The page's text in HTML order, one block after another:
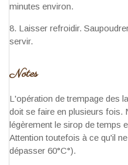
minutes environ.
Laisser refroidir.
servir.
Notes
L'opération de trempage des
doit se faire en plusieurs fois.
légèrement le sirop de temps
Attention toutefois à ce qu'il
dépasser 60°C°).